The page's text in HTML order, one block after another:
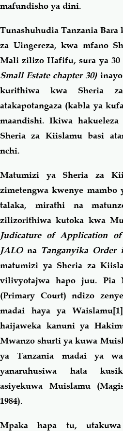
mafundisho ya dini.
Tunashuhudia Tanzania
za Uingereza, kwa mfano
Mali zilizo Hafifu, sura ya 30
Small Estate chapter 30)
kurithiwa kwa Sheria
atakapotangaza (kabla ya
maandishi. Ikiwa
Sheria za Kiislamu basi
nchi.
Matumizi ya Sheria za
zimetengwa kwenye
talaka, mirathi na
zilizorithiwa kutoka kwa
Judicature of Application
JALOna Tanganyika Order
matumizi ya Sheria za
vilivyotajwa hapo juu. Pia
(Primary Court) ndizo
madai haya ya Waislamu[1]
haijaweka kanuni ya
Mwanzo shurti ya kuwa
ya Tanzania madai ya
yanaruhusiwa hata
asiyekuwa Muislamu
1984).
Mpaka hapa tu,